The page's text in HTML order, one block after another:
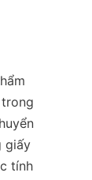
giấy
tính